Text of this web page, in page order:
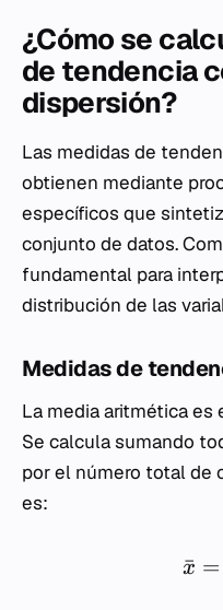
¿Cómo se
de tendencia
dispersión?
Las medidas de
obtienen mediante
específicos que
conjunto de datos.
fundamental para
distribución de las
Medidas de
La media aritmética es
Se calcula sumando
por el número total de
es:
x
ˉ =